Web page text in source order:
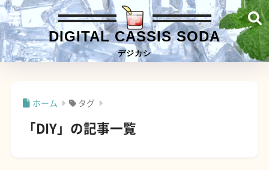
DIGITAL CASSIS SODA
デジカシ
ホーム タグ
「DIY」の記事一覧